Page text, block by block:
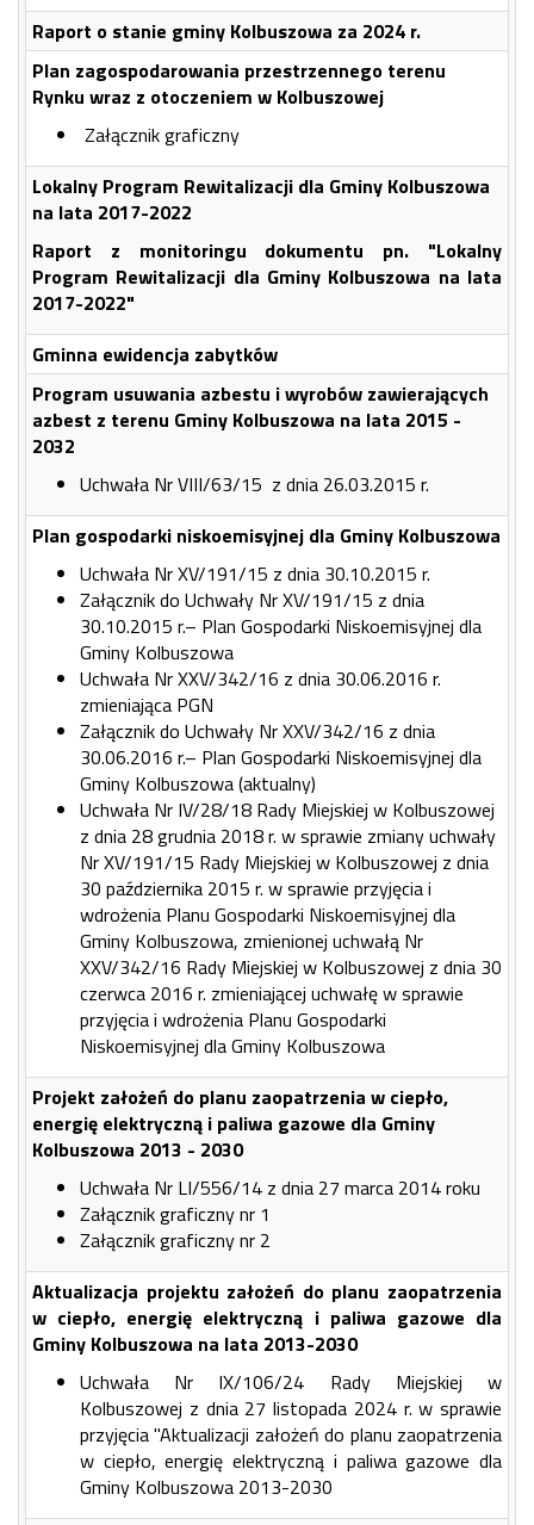
Raport o stanie gminy Kolbuszowa za 2024 r.
Plan zagospodarowania przestrzennego terenu
Rynku wraz z otoczeniem w Kolbuszowej
Załącznik graficzny
Lokalny Program Rewitalizacji dla Gminy Kolbuszowa
na lata 2017-2022
Raport z monitoringu dokumentu pn. "Lokalny
Program Rewitalizacji dla Gminy Kolbuszowa na lata
2017-2022"
Gminna ewidencja zabytków
Program usuwania azbestu i wyrobów zawierających
azbest z terenu Gminy Kolbuszowa na lata 2015 -
2032
Uchwała Nr VIII/63/15 z dnia 26.03.2015 r.
Plan gospodarki niskoemisyjnej dla Gminy Kolbuszowa
Uchwała Nr XV/191/15 z dnia 30.10.2015 r.
Załącznik do Uchwały Nr XV/191/15 z dnia
30.10.2015 r.– Plan Gospodarki Niskoemisyjnej dla
Gminy Kolbuszowa
Uchwała Nr XXV/342/16 z dnia 30.06.2016 r.
zmieniająca PGN
Załącznik do Uchwały Nr XXV/342/16 z dnia
30.06.2016 r.– Plan Gospodarki Niskoemisyjnej dla
Gminy Kolbuszowa (aktualny)
Uchwała Nr IV/28/18 Rady Miejskiej w Kolbuszowej
z dnia 28 grudnia 2018 r. w sprawie zmiany uchwały
Nr XV/191/15 Rady Miejskiej w Kolbuszowej z dnia
30 października 2015 r. w sprawie przyjęcia i
wdrożenia Planu Gospodarki Niskoemisyjnej dla
Gminy Kolbuszowa, zmienionej uchwałą Nr
XXV/342/16 Rady Miejskiej w Kolbuszowej z dnia 30
czerwca 2016 r. zmieniającej uchwałę w sprawie
przyjęcia i wdrożenia Planu Gospodarki
Niskoemisyjnej dla Gminy Kolbuszowa
Projekt założeń do planu zaopatrzenia w ciepło,
energię elektryczną i paliwa gazowe dla Gminy
Kolbuszowa 2013 - 2030
Uchwała Nr LI/556/14 z dnia 27 marca 2014 roku
Załącznik graficzny nr 1
Załącznik graficzny nr 2
Aktualizacja projektu założeń do planu zaopatrzenia
w ciepło, energię elektryczną i paliwa gazowe dla
Gminy Kolbuszowa na lata 2013-2030
Uchwała Nr IX/106/24 Rady Miejskiej w
Kolbuszowej z dnia 27 listopada 2024 r. w sprawie
przyjęcia "Aktualizacji założeń do planu zaopatrzenia
w ciepło, energię elektryczną i paliwa gazowe dla
Gminy Kolbuszowa 2013-2030